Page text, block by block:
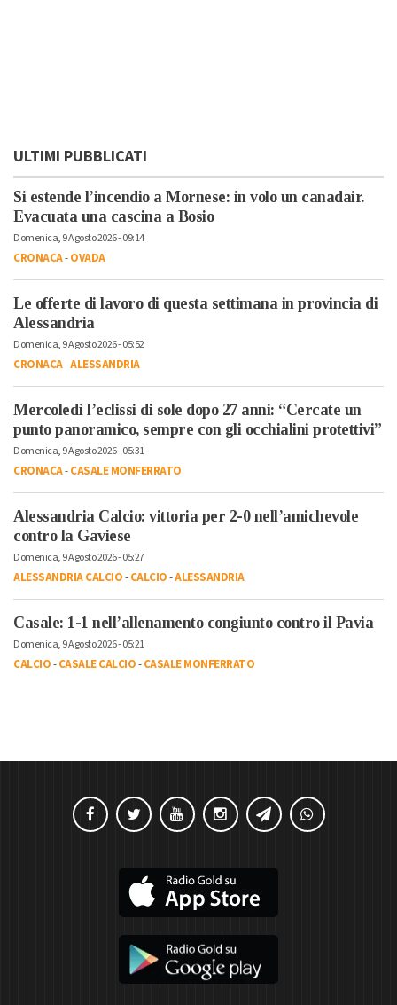
ULTIMI PUBBLICATI
Si estende l’incendio a Mornese: in volo un canadair.
Evacuata una cascina a Bosio
Domenica, 9 Agosto 2026 - 09:14
CRONACA-OVADA
Le offerte di lavoro di questa settimana in provincia di
Alessandria
Domenica, 9 Agosto 2026 - 05:52
CRONACA-ALESSANDRIA
Mercoledì l’eclissi di sole dopo 27 anni: “Cercate un
punto panoramico, sempre con gli occhialini protettivi”
Domenica, 9 Agosto 2026 - 05:31
CRONACA-CASALE MONFERRATO
Alessandria Calcio: vittoria per 2-0 nell’amichevole
contro la Gaviese
Domenica, 9 Agosto 2026 - 05:27
ALESSANDRIA CALCIO-CALCIO-ALESSANDRIA
Casale: 1-1 nell’allenamento congiunto contro il Pavia
Domenica, 9 Agosto 2026 - 05:21
CALCIO-CASALE CALCIO-CASALE MONFERRATO